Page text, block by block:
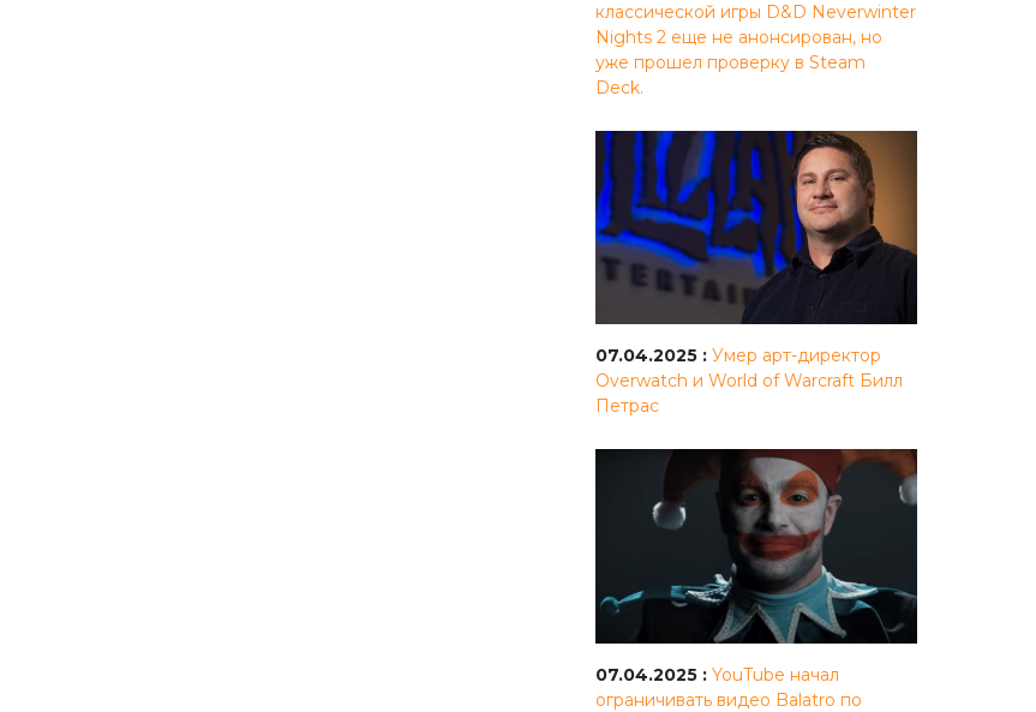
классической игры D&D Neverwinter
Nights 2 еще не анонсирован, но
уже прошел проверку в Steam
Deck.
07.04.2025 : Умер арт-директор
Overwatch и World of Warcraft Билл
Петрас
07.04.2025 : YouTube начал
ограничивать видео Balatro по